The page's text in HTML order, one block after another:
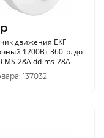
движения EKF
1200Вт 360гр. до
MS-28A dd-ms-28A
137032